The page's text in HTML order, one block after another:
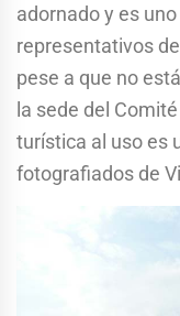
adornado y es
representativos
pese a que no
la sede del
turística al uso es
fotografiados de